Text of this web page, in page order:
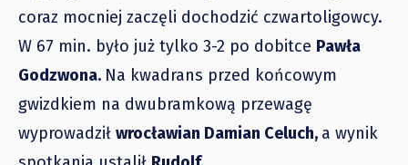
coraz mocniej zaczęli dochodzić czwartoligowcy.
W 67 min. było już tylko 3-2 po dobitce Pawła
Godzwona. Na kwadrans przed końcowym
gwizdkiem na dwubramkową przewagę
wyprowadził wrocławian Damian Celuch, a wynik